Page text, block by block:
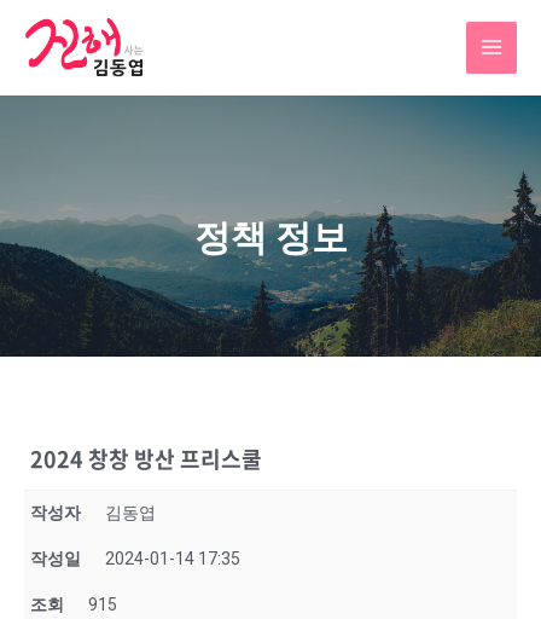
정책 정보
2024 창창 방산 프리스쿨
작성자 김동엽
작성일 2024-01-14 17:35
조회 915